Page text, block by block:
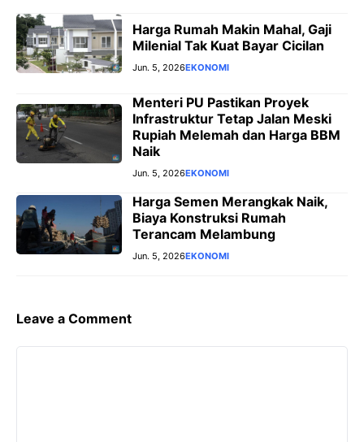
Harga Rumah Makin Mahal, Gaji
Milenial Tak Kuat Bayar Cicilan
Jun. 5, 2026EKONOMI
Menteri PU Pastikan Proyek
Infrastruktur Tetap Jalan Meski
Rupiah Melemah dan Harga BBM
Naik
Jun. 5, 2026EKONOMI
Harga Semen Merangkak Naik,
Biaya Konstruksi Rumah
Terancam Melambung
Jun. 5, 2026EKONOMI
Leave a Comment